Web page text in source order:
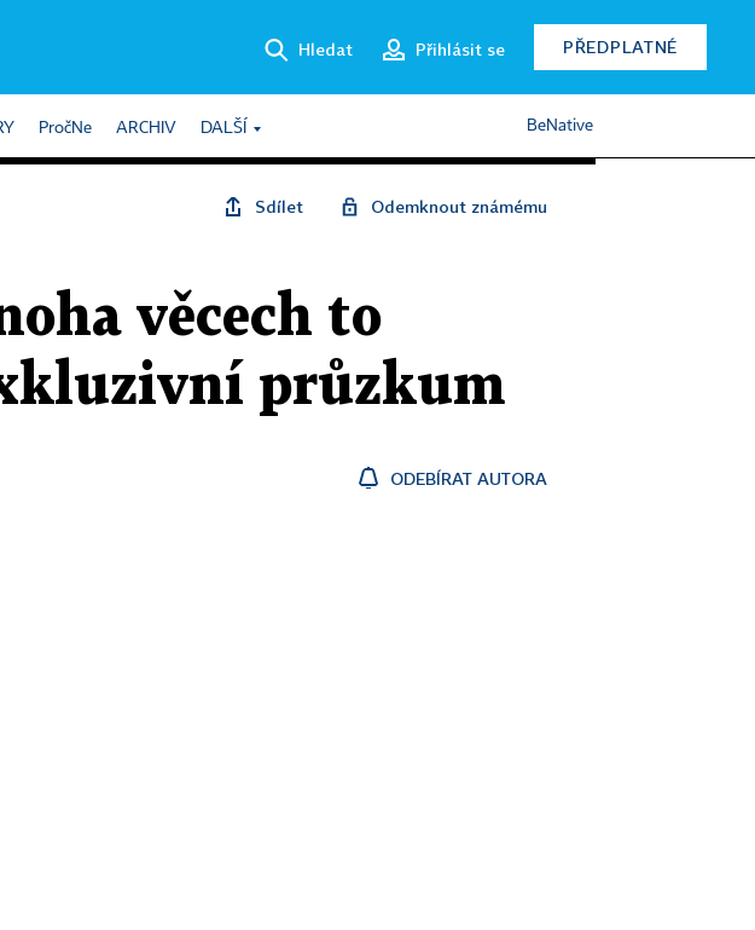
Hledat Přihlásit se PŘEDPLATNÉ
PročNe ARCHIV DALŠÍ BeNative
Sdílet Odemknout známému
věcech to
průzkum
ODEBÍRAT AUTORA